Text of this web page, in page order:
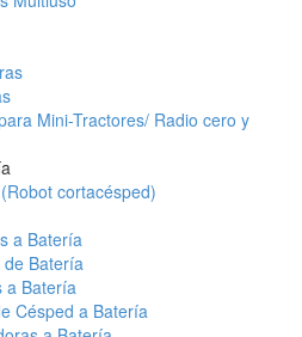
Mini-Tractores/ Radio cero y
cortacésped)
a Batería
Batería
a Batería
Césped a Batería